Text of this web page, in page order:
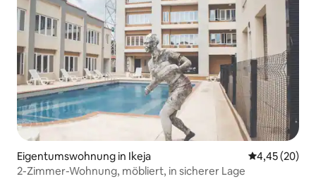
Eigentumswohnung in Ikeja
4,45 (20)
2-Zimmer-Wohnung, möbliert, in sicherer Lage